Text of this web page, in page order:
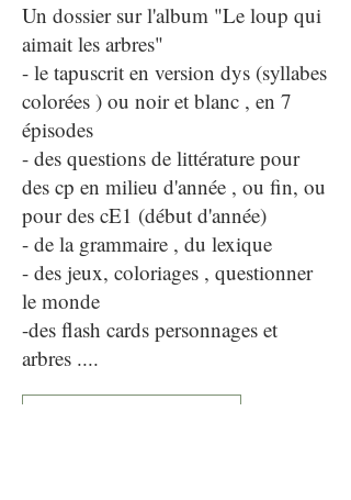
Un dossier sur l'album "Le loup qui
aimait les arbres"
- le tapuscrit en version dys (syllabes
colorées ) ou noir et blanc , en 7
épisodes
- des questions de littérature pour
des cp en milieu d'année , ou fin, ou
pour des cE1 (début d'année)
- de la grammaire , du lexique
- des jeux, coloriages , questionner
le monde
-des flash cards personnages et
arbres ....